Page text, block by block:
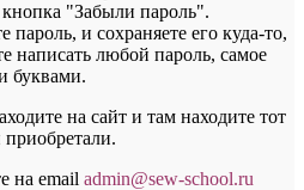
"Забыли пароль".
и сохраняете его куда-то,
написать любой пароль, самое
буквами.
на сайт и там находите тот
на email admin@sew-school.ru